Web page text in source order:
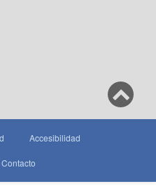
Accesibilidad
Contacto